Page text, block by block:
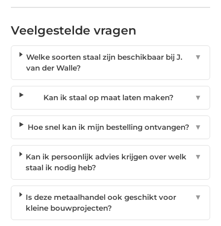
Veelgestelde vragen
Welke soorten staal zijn beschikbaar bij J.
van der Walle?
▼
Kan ik staal op maat laten maken? ▼
Hoe snel kan ik mijn bestelling ontvangen? ▼
Kan ik persoonlijk advies krijgen over welk
staal ik nodig heb?
▼
Is deze metaalhandel ook geschikt voor
kleine bouwprojecten?
▼